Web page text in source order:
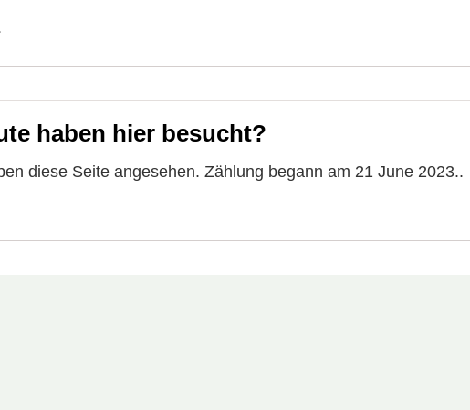
haben hier besucht?
diese Seite angesehen. Zählung begann am 21 June 2023..